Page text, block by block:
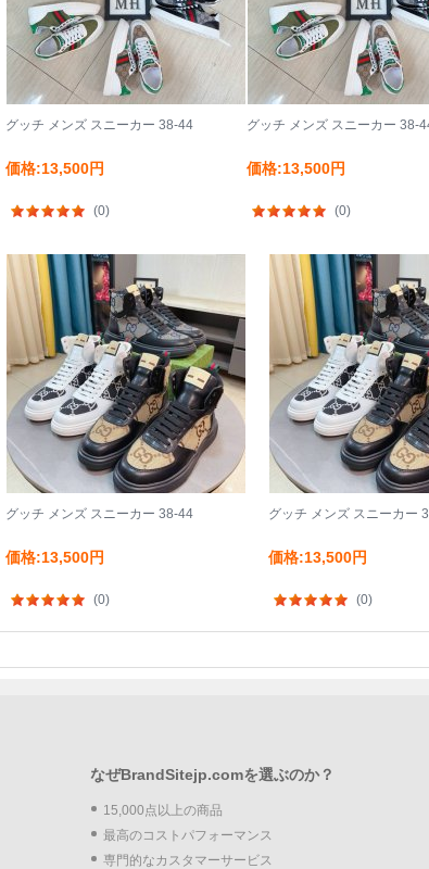
グッチ メンズ スニーカー 38-44
価格:13,500円
(0)
グッチ メンズ スニーカー 38-
価格:13,500円
(0)
グッチ メンズ スニーカー 38-44
価格:13,500円
(0)
グッチ メンズ スニーカー
価格:13,500円
(0)
なぜBrandSitejp.comを選ぶのか？
15,000点以上の商品
最高のコストパフォーマンス
専門的なカスタマーサービス